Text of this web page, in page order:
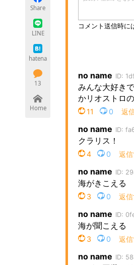
Share
LINE
hatena
13
Home